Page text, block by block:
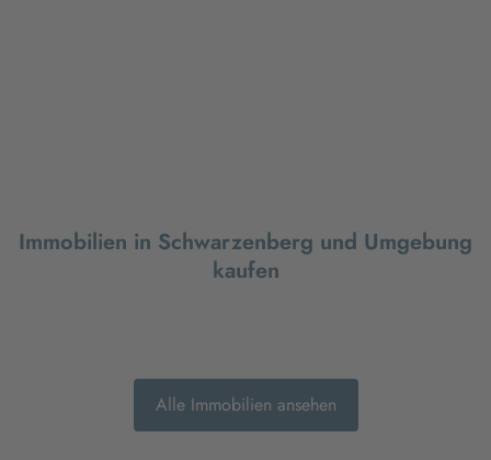
Immobilien in Schwarzenberg und Umgebung
kaufen
Alle Immobilien ansehen